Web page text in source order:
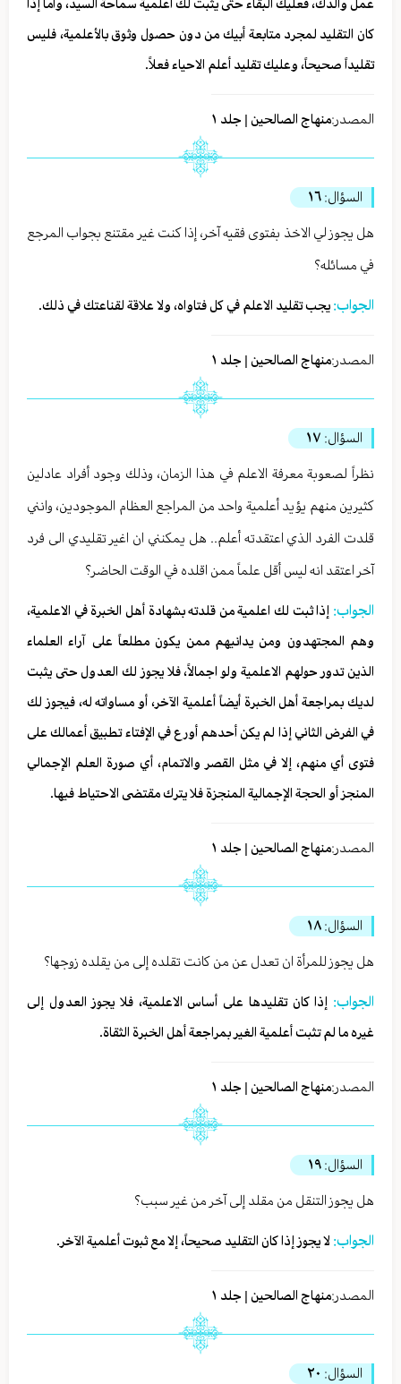
عمل والدك، فعليك البقاء حتى يثبت لك أعلمية سماحة السيد، وأما إذا
كان التقليد لمجرد متابعة أبيك من دون حصول وثوق بالأعلمية، فليس
تقليداً صحيحاً، وعليك تقليد أعلم الاحياء فعلاً.
المصدر:منهاج الصالحين | جلد ١
السؤال: ١٦
هل يجوز لي الاخذ بفتوى فقيه آخر، إذا كنت غير مقتنع بجواب المرجع
في مسائله؟
الجواب: يجب تقليد الاعلم في كل فتاواه، ولا علاقة لقناعتك في ذلك.
المصدر:منهاج الصالحين | جلد ١
السؤال: ١٧
نظراً لصعوبة معرفة الاعلم في هذا الزمان، وذلك وجود أفراد عادلين
كثيرين منهم يؤيد أعلمية واحد من المراجع العظام الموجودين، وانني
قلدت الفرد الذي اعتقدته أعلم.. هل يمكنني ان اغير تقليدي الى فرد
آخر اعتقد انه ليس أقل علماً ممن اقلده في الوقت الحاضر؟
الجواب: إذا ثبت لك اعلمية من قلدته بشهادة أهل الخبرة في الاعلمية،
وهم المجتهدون ومن يدانيهم ممن يكون مطلعاً على آراء العلماء
الذين تدور حولهم الاعلمية ولو اجمالاً، فلا يجوز لك العدول حتى يثبت
لديك بمراجعة أهل الخبرة أيضاً أعلمية الآخر، أو مساواته له، فيجوز لك
في الفرض الثاني إذا لم يكن أحدهم أورع في الإفتاء تطبيق أعمالك على
فتوى أي منهم، إلا في مثل القصر والاتمام، أي صورة العلم الإجمالي
المنجز أو الحجة الإجمالية المنجزة فلا يترك مقتضى الاحتياط فيها.
المصدر:منهاج الصالحين | جلد ١
السؤال: ١٨
هل يجوز للمرأة ان تعدل عن من كانت تقلده إلى من يقلده زوجها؟
الجواب: إذا كان تقليدها على أساس الاعلمية، فلا يجوز العدول إلى
غيره ما لم تثبت أعلمية الغير بمراجعة أهل الخبرة الثقاة.
المصدر:منهاج الصالحين | جلد ١
السؤال: ١٩
هل يجوز التنقل من مقلد إلى آخر من غير سبب؟
الجواب: لا يجوز إذا كان التقليد صحيحاً، إلا مع ثبوت أعلمية الآخر.
المصدر:منهاج الصالحين | جلد ١
السؤال: ٢٠